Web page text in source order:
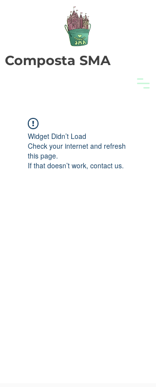
Composta SMA
Widget Didn’t Load
Check your internet and refresh
this page.
If that doesn’t work, contact us.